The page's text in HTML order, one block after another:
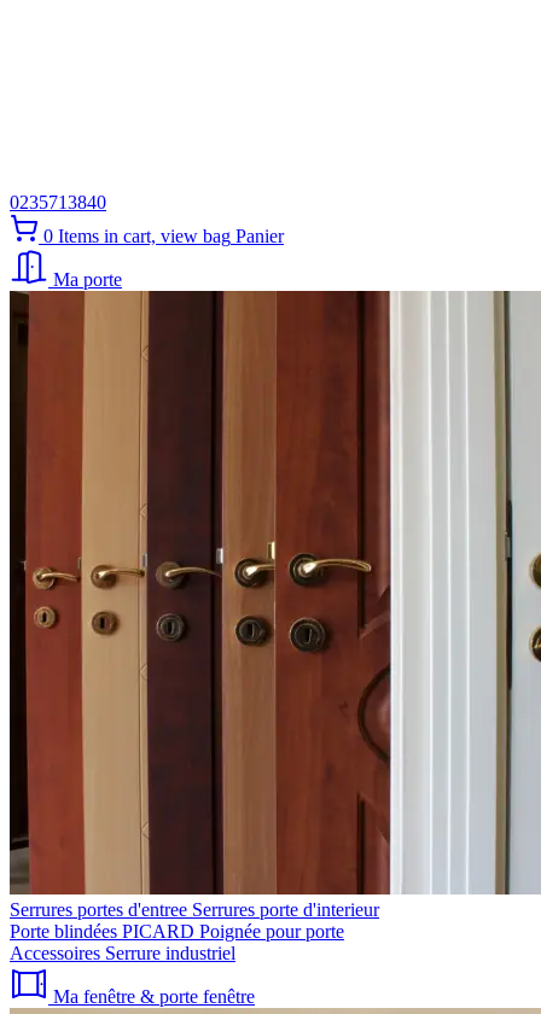
0235713840
0 Items in cart, view bag Panier
Ma porte
Serrures portes d'entree Serrures porte d'interieur
Porte blindées PICARD Poignée pour porte
Accessoires Serrure industriel
Ma fenêtre & porte fenêtre